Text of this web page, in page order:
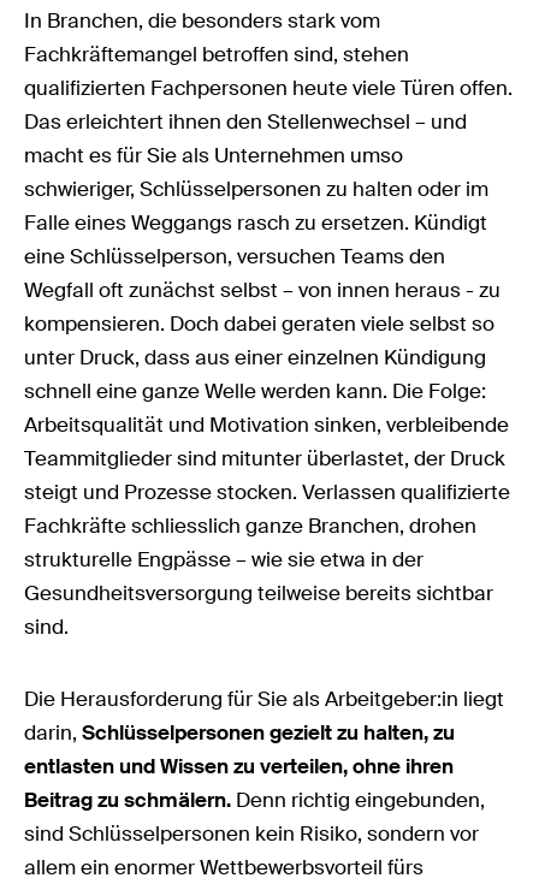
In Branchen, die besonders stark vom
Fachkräftemangel betroffen sind, stehen
qualifizierten Fachpersonen heute viele Türen offen.
Das erleichtert ihnen den Stellenwechsel – und
macht es für Sie als Unternehmen umso
schwieriger, Schlüsselpersonen zu halten oder im
Falle eines Weggangs rasch zu ersetzen. Kündigt
eine Schlüsselperson, versuchen Teams den
Wegfall oft zunächst selbst – von innen heraus - zu
kompensieren. Doch dabei geraten viele selbst so
unter Druck, dass aus einer einzelnen Kündigung
schnell eine ganze Welle werden kann. Die Folge:
Arbeitsqualität und Motivation sinken, verbleibende
Teammitglieder sind mitunter überlastet, der Druck
steigt und Prozesse stocken. Verlassen qualifizierte
Fachkräfte schliesslich ganze Branchen, drohen
strukturelle Engpässe – wie sie etwa in der
Gesundheitsversorgung teilweise bereits sichtbar
sind.
Die Herausforderung für Sie als Arbeitgeber:in liegt
darin, Schlüsselpersonen gezielt zu halten, zu
entlasten und Wissen zu verteilen, ohne ihren
Beitrag zu schmälern. Denn richtig eingebunden,
sind Schlüsselpersonen kein Risiko, sondern vor
allem ein enormer Wettbewerbsvorteil fürs